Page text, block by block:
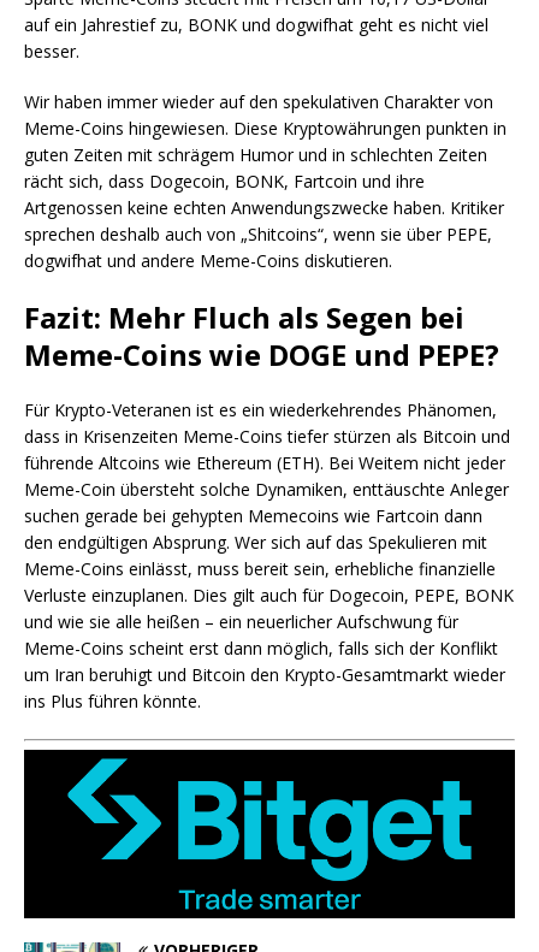
auf ein Jahrestief zu, BONK und dogwifhat geht es nicht viel
besser.
Wir haben immer wieder auf den spekulativen Charakter von
Meme-Coins hingewiesen. Diese Kryptowährungen punkten in
guten Zeiten mit schrägem Humor und in schlechten Zeiten
rächt sich, dass Dogecoin, BONK, Fartcoin und ihre
Artgenossen keine echten Anwendungszwecke haben. Kritiker
sprechen deshalb auch von „Shitcoins“, wenn sie über PEPE,
dogwifhat und andere Meme-Coins diskutieren.
Fazit: Mehr Fluch als Segen bei
Meme-Coins wie DOGE und PEPE?
Für Krypto-Veteranen ist es ein wiederkehrendes Phänomen,
dass in Krisenzeiten Meme-Coins tiefer stürzen als Bitcoin und
führende Altcoins wie Ethereum (ETH). Bei Weitem nicht jeder
Meme-Coin übersteht solche Dynamiken, enttäuschte Anleger
suchen gerade bei gehypten Memecoins wie Fartcoin dann
den endgültigen Absprung. Wer sich auf das Spekulieren mit
Meme-Coins einlässt, muss bereit sein, erhebliche finanzielle
Verluste einzuplanen. Dies gilt auch für Dogecoin, PEPE, BONK
und wie sie alle heißen – ein neuerlicher Aufschwung für
Meme-Coins scheint erst dann möglich, falls sich der Konflikt
um Iran beruhigt und Bitcoin den Krypto-Gesamtmarkt wieder
ins Plus führen könnte.